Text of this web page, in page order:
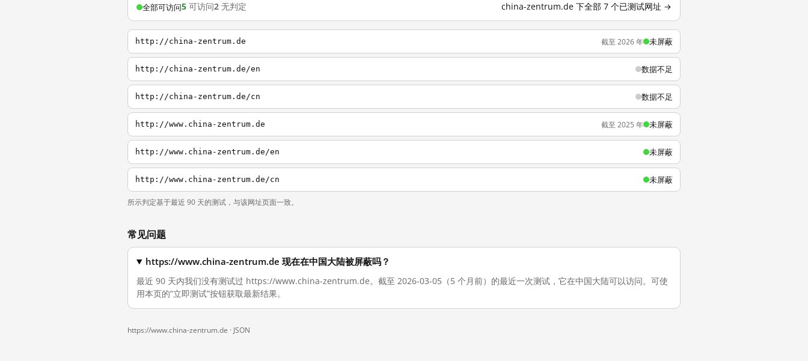
全部可访问5 可访问2 无判定 china-zentrum.de 下全部 7 个已测试网址 →
http://china-zentrum.de 截至 2026 年 未屏蔽
http://china-zentrum.de/en 数据不足
http://china-zentrum.de/cn 数据不足
http://www.china-zentrum.de 截至 2025 年 未屏蔽
http://www.china-zentrum.de/en 未屏蔽
http://www.china-zentrum.de/cn 未屏蔽
所示判定基于最近 90 天的测试，与该网址页面一致。
常见问题
https://www.china-zentrum.de 现在在中国大陆被屏蔽吗？
最近 90 天内我们没有测试过 https://www.china-zentrum.de。截至 2026-03-05（5 个月前）的最近一次测试，它在中国大陆可以访问。可使
用本页的“立即测试”按钮获取最新结果。
https://www.china-zentrum.de · JSON